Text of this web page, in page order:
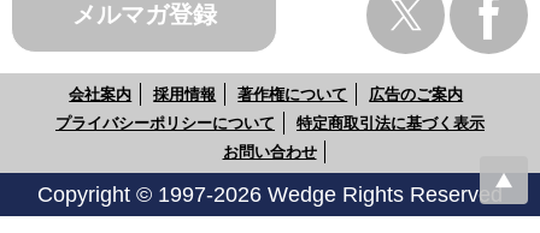
メルマガ登録
会社案内 採用情報 著作権について
広告のご案内
プライバシーポリシーについて
特定商取引法に基づく表示
お問い合わせ
Copyright © 1997-2026 Wedge Rights Reserved